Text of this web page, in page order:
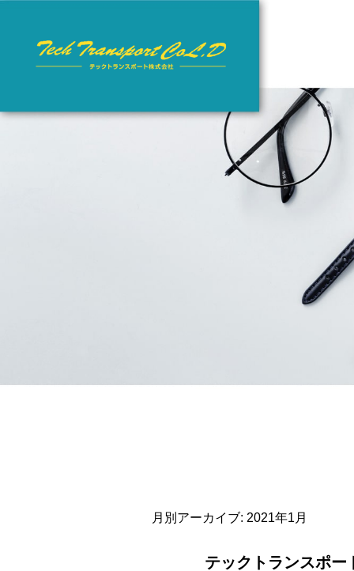
月別アーカイブ: 2021年1月
テックトランスポ